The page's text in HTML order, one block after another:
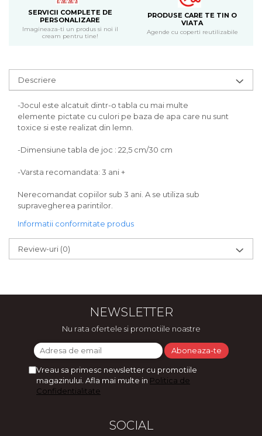
SERVICII COMPLETE DE
PERSONALIZARE
Imagineaza-ti un produs si noi il
cream pentru tine!
PRODUSE CARE TE TIN O
VIATA
Agende cu coperti reutilizabile
Descriere
-Jocul este alcatuit dintr-o tabla cu mai multe
elemente pictate cu culori pe baza de apa care nu sunt
toxice si este realizat din lemn.
-Dimensiune tabla de joc : 22,5 cm/30 cm
-Varsta recomandata: 3 ani +
Nerecomandat copiilor sub 3 ani. A se utiliza sub
supravegherea parintilor.
Informatii conformitate produs
Review-uri (0)
NEWSLETTER
Nu rata ofertele si promotiile noastre
Vreau sa primesc newsletter cu promotiile
magazinului. Afla mai multe in Politica de
Confidentialitate
SOCIAL